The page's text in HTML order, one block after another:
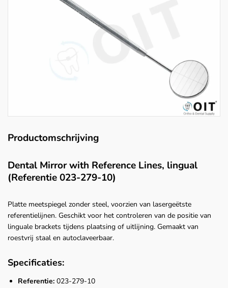
Productomschrijving
Dental Mirror with Reference Lines, lingual
(Referentie 023‑279‑10)
Platte meetspiegel zonder steel, voorzien van lasergeëtste
referentielijnen. Geschikt voor het controleren van de positie van
linguale brackets tijdens plaatsing of uitlijning. Gemaakt van
roestvrij staal en autoclaveerbaar.
Specificaties:
Referentie: 023‑279‑10